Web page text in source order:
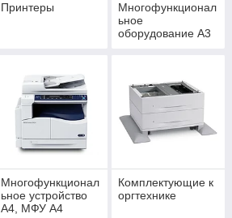
Принтеры
Многофункционал
ьное
оборудование А3
Многофункционал
ьное устройство
А4, МФУ А4
Комплектующие к
оргтехнике